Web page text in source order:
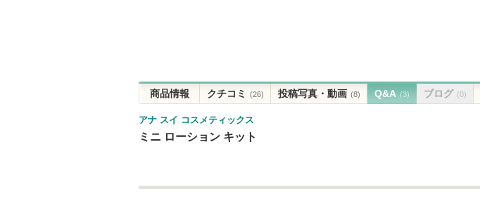
商品情報 クチコミ (26) 投稿写真・動画 (8) Q&A (3) ブログ (0)
アナ スイ コスメティックス
ミニ ローション キット